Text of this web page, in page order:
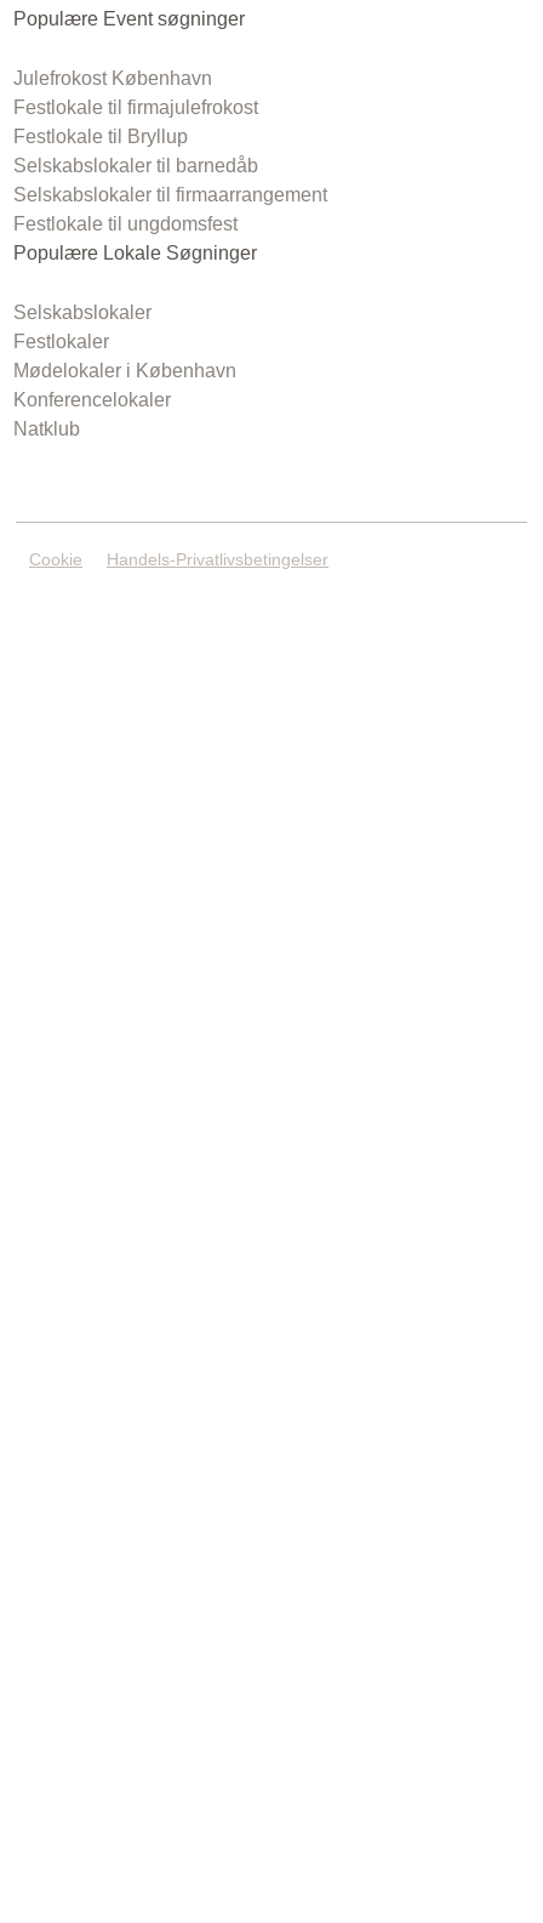
Populære Event søgninger
Julefrokost København
Festlokale til firmajulefrokost
Festlokale til Bryllup
Selskabslokaler til barnedåb
Selskabslokaler til firmaarrangement
Festlokale til ungdomsfest
Populære Lokale Søgninger
Selskabslokaler
Festlokaler
Mødelokaler i København
Konferencelokaler
Natklub
Cookie Handels-Privatlivsbetingelser